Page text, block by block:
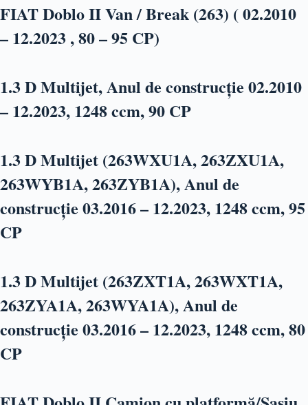
FIAT Doblo II Van / Break (263) ( 02.2010
– 12.2023 , 80 – 95 CP)
1.3 D Multijet, Anul de construcție 02.2010
– 12.2023, 1248 ccm, 90 CP
1.3 D Multijet (263WXU1A, 263ZXU1A,
263WYB1A, 263ZYB1A), Anul de
construcție 03.2016 – 12.2023, 1248 ccm, 95
CP
1.3 D Multijet (263ZXT1A, 263WXT1A,
263ZYA1A, 263WYA1A), Anul de
construcție 03.2016 – 12.2023, 1248 ccm, 80
CP